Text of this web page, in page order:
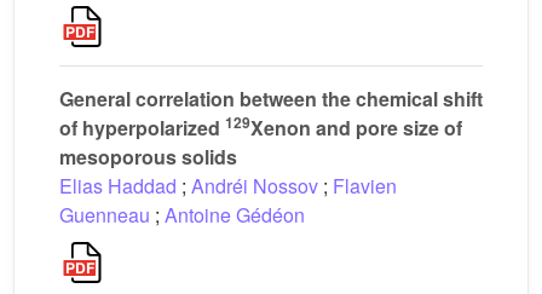
General correlation between the chemical shift
of hyperpolarized 129Xenon and pore size of
mesoporous solids
Elias Haddad ; Andréi Nossov ; Flavien
Guenneau ; Antoine Gédéon